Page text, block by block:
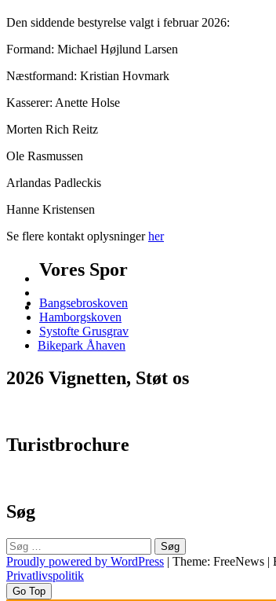
Den siddende bestyrelse valgt i februar 2026:
Formand: Michael Højlund Larsen
Næstformand: Kristian Hovmark
Kasserer: Anette Holse
Morten Rich Reitz
Ole Rasmussen
Arlandas Padleckis
Hanne Kristensen
Se flere kontakt oplysningerher
Vores Spor
Bangsebroskoven
Hamborgskoven
Systofte Grusgrav
Bikepark Åhaven
2026 Vignetten, Støt os
Turistbrochure
Søg
Søg
efter:
Proudly powered by WordPress | Theme: FreeNews |
Privatlivspolitik
Go Top